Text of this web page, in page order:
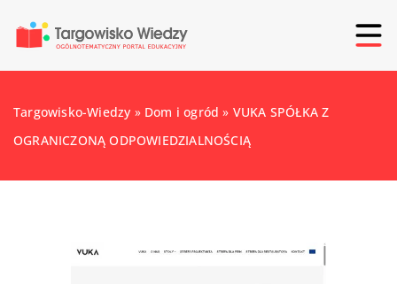
Targowisko-Wiedzy » Dom i ogród » VUKA SPÓŁKA Z
OGRANICZONĄ ODPOWIEDZIALNOŚCIĄ